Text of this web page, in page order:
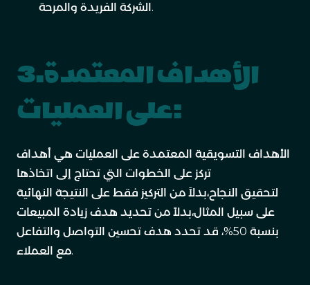
الشركة الفريدة والمرحة.
3.الأهداف المعتمدة
على العمليات:
الأهداف التسويقية المعتمدة على العمليات هي أهداف
تركز على الخطوات التي تحتاج إلى اتخاذها
لتحقيق النجاح،بدلاً من التركيز فقط على النتيجة النهائية
على سبيل المثال،بدلاً من تحديد هدف زيادة المبيعات
بنسبة 50%، قد تحدد هدف تحسين التواصل والتفاعل
مع العملاء.